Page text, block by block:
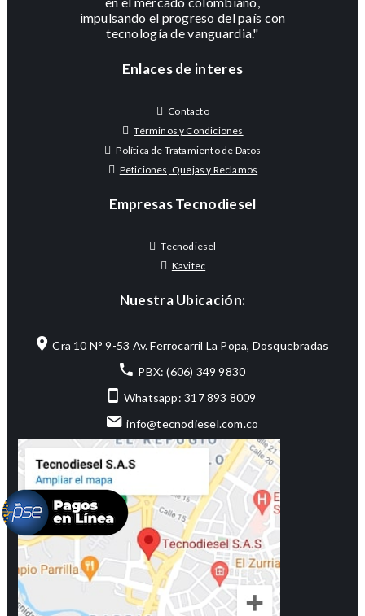
impulsando el progreso del país con
tecnología de vanguardia."
Enlaces de interes
Contacto
Términos y Condiciones
Política de Tratamiento de Datos
Peticiones, Quejas y Reclamos
Empresas Tecnodiesel
Tecnodiesel
Kavitec
Nuestra Ubicación:
Cra 10 N° 9-53 Av. Ferrocarril La Popa, Dosquebradas
PBX: (606) 349 9830
Whatsapp: 317 893 8009
info@tecnodiesel.com.co